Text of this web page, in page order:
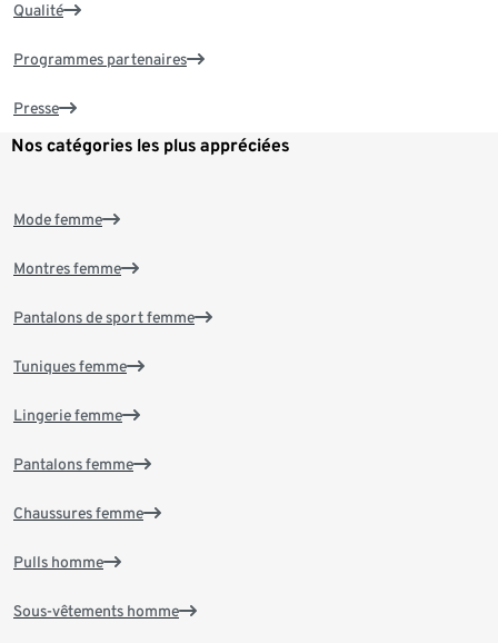
Qualité
Programmes partenaires
Presse
Nos catégories les plus appréciées
Mode femme
Montres femme
Pantalons de sport femme
Tuniques femme
Lingerie femme
Pantalons femme
Chaussures femme
Pulls homme
Sous-vêtements homme